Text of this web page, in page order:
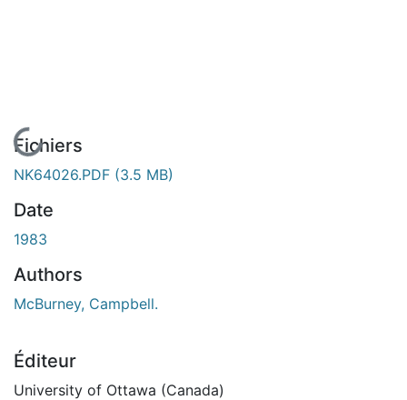
En cours de chargement...
Fichiers
NK64026.PDF (3.5 MB)
Date
1983
Authors
McBurney, Campbell.
Éditeur
University of Ottawa (Canada)